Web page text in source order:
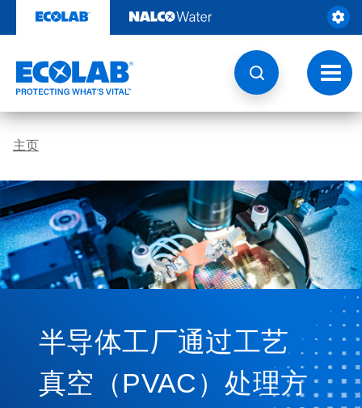
至
切
换
导
航
主页
半导体工厂通过工艺
真空（PVAC）处理方